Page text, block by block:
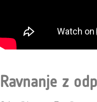
Ravnanje z